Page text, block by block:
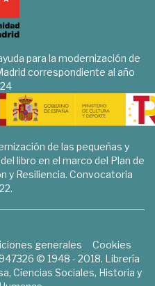
para la modernización de
correspondiente al año
de las pequeñas y
libro en el marco del Plan de
y Resiliencia. Convocatoria
generales
Cookies
© 1948 - 2018. Librería
Ciencias Sociales, Historia y